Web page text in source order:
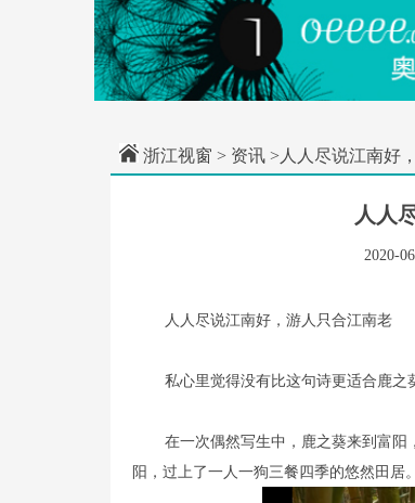
浙江视窗 > 资讯 >人人尽说江南好
人人
2020-
人人尽说江南好，游人只合江南老
私心里觉得没有比这句诗更适合鹿之
在一次偶然写生中，鹿之葵来到富
阳，过上了一人一狗三餐四季的悠然田居。